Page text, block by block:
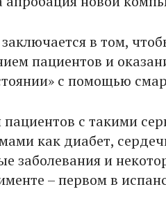
заключается в том,
пациентов и
с помощью
с такими
как диабет,
заболевания и
– первом в